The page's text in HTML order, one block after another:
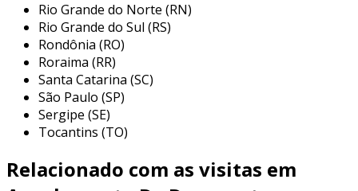
escolha popular em aplicações que precisam de
rapidez na conexão e desconexão de sistemas.
as principais aplicações incluem:
sistemas hidráulicos:
utilizado em máquinas pesadas e
equipamentos de construção, onde a
transferência de fluídos é essencial e a
conexão rápida pode evitar paradas de
operação.
Rio Grande do Norte (RN)
Rio Grande do Sul (RS)
Rondônia (RO)
Roraima (RR)
Santa Catarina (SC)
São Paulo (SP)
Sergipe (SE)
Tocantins (TO)
Relacionado com as visitas em